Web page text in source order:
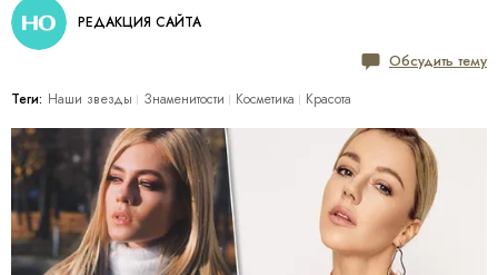
РЕДАКЦИЯ САЙТА
Обсудить тему
Теги: Наши звезды Знаменитости Косметика Красота